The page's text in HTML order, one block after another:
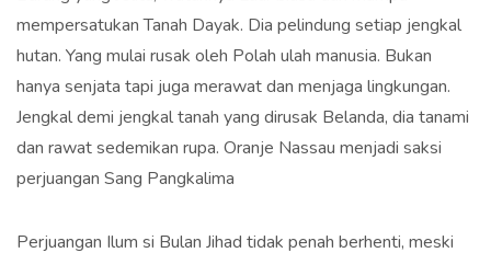
mempersatukan Tanah Dayak. Dia pelindung setiap jengkal
hutan. Yang mulai rusak oleh Polah ulah manusia. Bukan
hanya senjata tapi juga merawat dan menjaga lingkungan.
Jengkal demi jengkal tanah yang dirusak Belanda, dia tanami
dan rawat sedemikan rupa. Oranje Nassau menjadi saksi
perjuangan Sang Pangkalima
Perjuangan Ilum si Bulan Jihad tidak penah berhenti, meski